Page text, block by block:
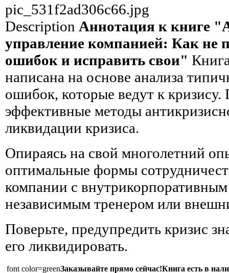
pic_531f2ad306c66.jpg
Description Аннотация к книге
управление компанией: Как не
ошибок и исправить свои"
написана на основе анализа
ошибок, которые ведут к
эффективные методы
ликвидации кризиса.
Опираясь на свой многолетний
оптимальные формы
компании с
независимым тренером или
Поверьте, предупредить кризис
его ликвидировать.
font color=greenЗаказывайте прямо сейчас!Книга есть в